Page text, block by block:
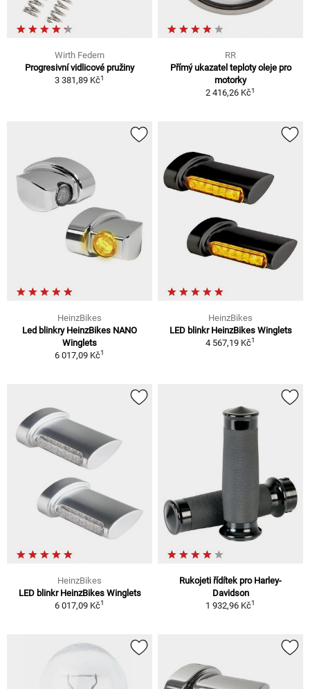
Wirth Federn
Progresivní vidlicové pružiny
3 381,89 Kč1
RR
Přímý ukazatel teploty oleje pro
motorky
2 416,26 Kč1
HeinzBikes
Led blinkry HeinzBikes NANO
Winglets
6 017,09 Kč1
HeinzBikes
LED blinkr HeinzBikes Winglets
4 567,19 Kč1
HeinzBikes
LED blinkr HeinzBikes Winglets
6 017,09 Kč1
Rukojeti řídítek pro Harley-
Davidson
1 932,96 Kč1